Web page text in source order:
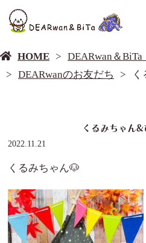
HOME
DEARwan＆
DEARwanのお友だち
くるみちゃん
2022.11.21
くるみちゃん🐶